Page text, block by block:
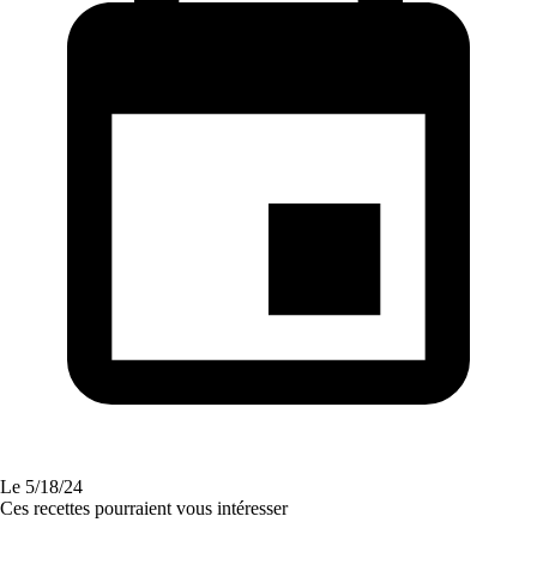
Le 5/18/24
Ces recettes pourraient vous intéresser